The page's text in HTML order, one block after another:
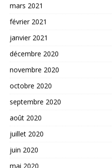
mars 2021
février 2021
janvier 2021
décembre 2020
novembre 2020
octobre 2020
septembre 2020
août 2020
juillet 2020
juin 2020
mai 2020